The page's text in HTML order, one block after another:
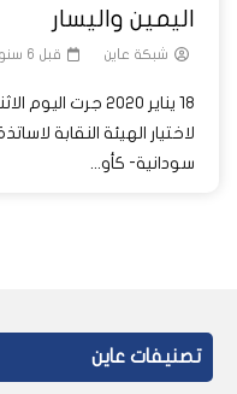
اليمين واليسار
شبكة عاين قبل 6 سنوات
18 يناير 2020 جرت
لاختيار الهيئة النقابة
سودانية- كأو...
تصنيفات عاين